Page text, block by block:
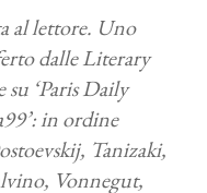
al lettore. Uno
dalle Literary
‘Paris Daily
in ordine
Tanizaki,
Vonnegut,